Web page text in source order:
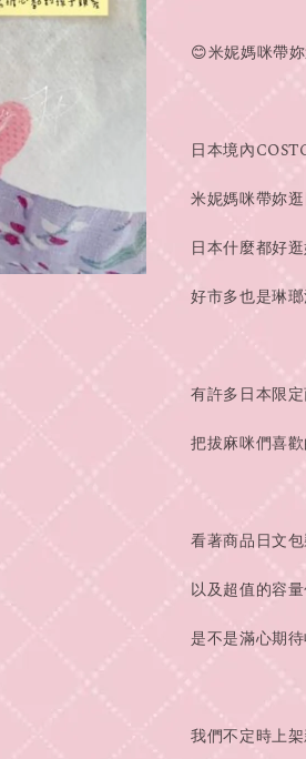
😊米妮媽咪帶
日本境內
米妮媽咪帶妳
日本什麼都好
好市多也是琳
有許多日本限
把拔麻咪們喜
看著商品日文包
以及超值的容
我們不定時上